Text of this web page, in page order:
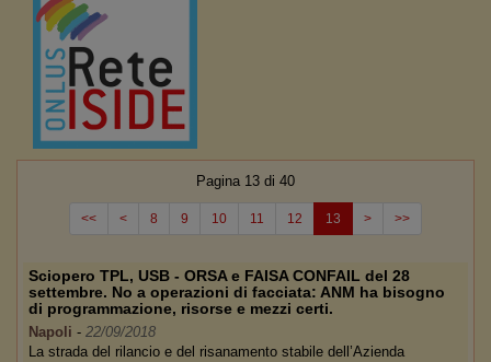
Pagina 13 di 40
<< < 8 9 10 11 12 13 > >>
Sciopero TPL, USB - ORSA e FAISA CONFAIL del 28
settembre. No a operazioni di facciata: ANM ha bisogno
di programmazione, risorse e mezzi certi.
Napoli - 22/09/2018
La strada del rilancio e del risanamento stabile dell’Azienda